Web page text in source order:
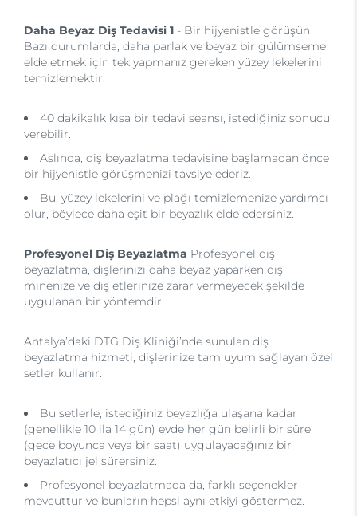
Daha Beyaz Diş Tedavisi 1 - Bir hijyenistle görüşün
Bazı durumlarda, daha parlak ve beyaz bir gülümseme
elde etmek için tek yapmanız gereken yüzey lekelerini
temizlemektir.
40 dakikalık kısa bir tedavi seansı, istediğiniz sonucu
verebilir.
Aslında, diş beyazlatma tedavisine başlamadan önce
bir hijyenistle görüşmenizi tavsiye ederiz.
Bu, yüzey lekelerini ve plağı temizlemenize yardımcı
olur, böylece daha eşit bir beyazlık elde edersiniz.
Profesyonel Diş Beyazlatma Profesyonel diş
beyazlatma, dişlerinizi daha beyaz yaparken diş
minenize ve diş etlerinize zarar vermeyecek şekilde
uygulanan bir yöntemdir.
Antalya’daki DTG Diş Kliniği’nde sunulan diş
beyazlatma hizmeti, dişlerinize tam uyum sağlayan özel
setler kullanır.
Bu setlerle, istediğiniz beyazlığa ulaşana kadar
(genellikle 10 ila 14 gün) evde her gün belirli bir süre
(gece boyunca veya bir saat) uygulayacağınız bir
beyazlatıcı jel sürersiniz.
Profesyonel beyazlatmada da, farklı seçenekler
mevcuttur ve bunların hepsi aynı etkiyi göstermez.